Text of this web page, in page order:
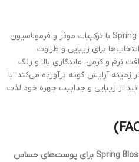
رژگونه کرمی شیگلم رنگ Spring Blossom با ترکیبات موثر و فرمولاسیون
برای زیبایی و طراوت
و کرمی، ماندگاری بالا و رنگ
زمینه آرایش گونه برآورده می‌کند. با
از زیبایی و جذابیت چهره خود لذت
1. آیا رژگونه کرمی شیگلم رنگ Spring Blossom برای پوست‌های حساس